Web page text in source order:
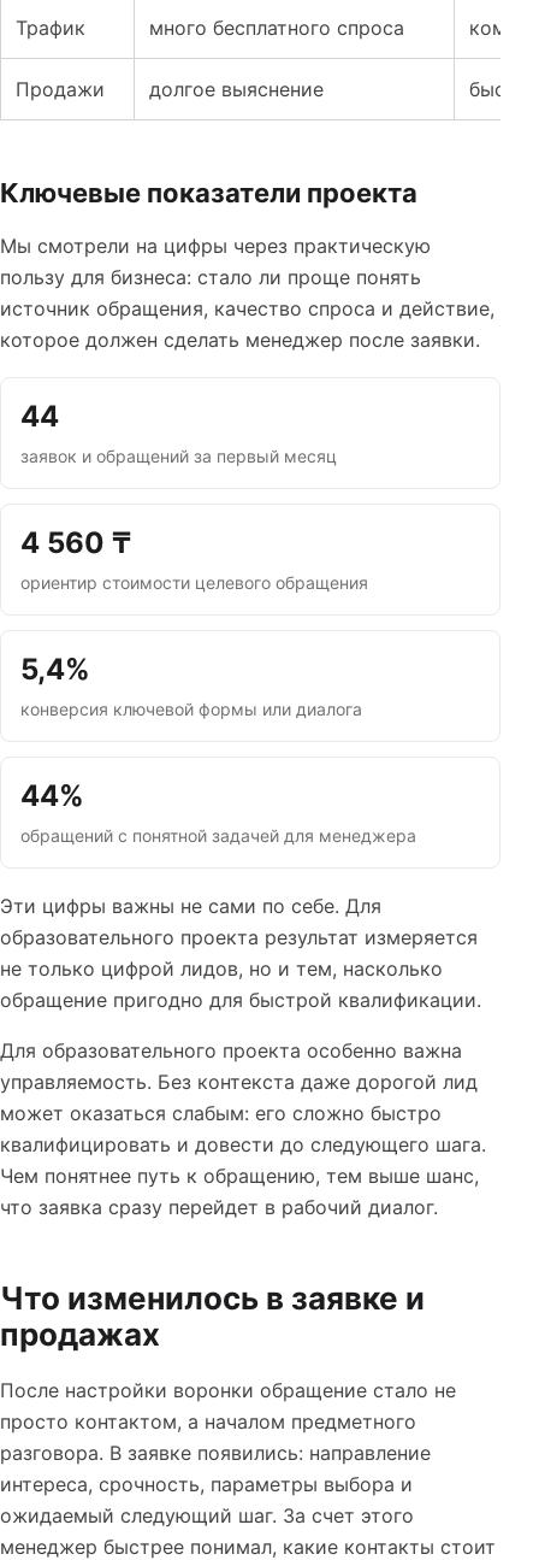
Трафик много бесплатного спроса
Продажи долгое выяснение
Ключевые показатели проекта
Мы смотрели на цифры через практическую
пользу для бизнеса: стало ли проще понять
источник обращения, качество спроса и действие,
которое должен сделать менеджер после заявки.
44
заявок и обращений за первый месяц
4 560 ₸
ориентир стоимости целевого обращения
5,4%
конверсия ключевой формы или диалога
44%
обращений с понятной задачей для менеджера
Эти цифры важны не сами по себе. Для
образовательного проекта результат измеряется
не только цифрой лидов, но и тем, насколько
обращение пригодно для быстрой квалификации.
Для образовательного проекта особенно важна
управляемость. Без контекста даже дорогой лид
может оказаться слабым: его сложно быстро
квалифицировать и довести до следующего шага.
Чем понятнее путь к обращению, тем выше шанс,
что заявка сразу перейдет в рабочий диалог.
Что изменилось в заявке и
продажах
После настройки воронки обращение стало не
просто контактом, а началом предметного
разговора. В заявке появились: направление
интереса, срочность, параметры выбора и
ожидаемый следующий шаг. За счет этого
менеджер быстрее понимал, какие контакты стоит